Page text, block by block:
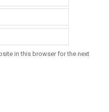
in this browser for the next